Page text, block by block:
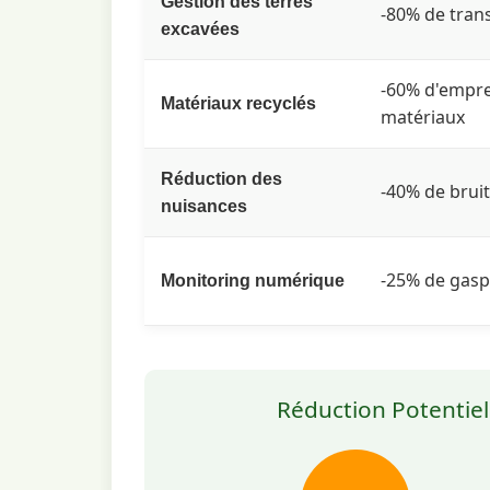
RE2020 : Réglementation
Changement climatique (kg CO₂ eq)
Formation d'ozone (kg C₂H₄ eq)
Les géotechniciens utilisent désormais
évaluer en temps réel l'impact de leurs
excavées
-80% de
Matériaux recyclés
-60%
matériaux
Réduction des
nuisances
-40% de
Monitoring numérique -25% de
Réduction